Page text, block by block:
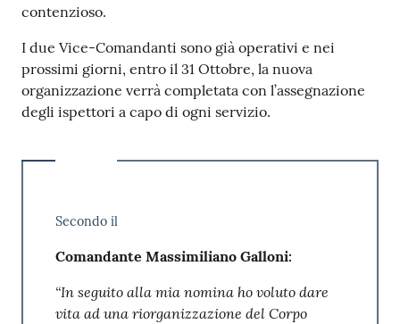
contenzioso.
I due Vice-Comandanti sono già operativi e nei
prossimi giorni, entro il 31 Ottobre, la nuova
organizzazione verrà completata con l’assegnazione
degli ispettori a capo di ogni servizio.
Secondo il
Comandante Massimiliano Galloni:
“In seguito alla mia nomina ho voluto dare
vita ad una riorganizzazione del Corpo